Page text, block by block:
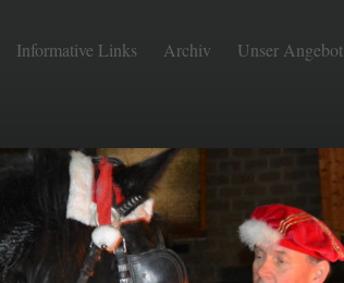
Informative Links Archiv Unser Angebot